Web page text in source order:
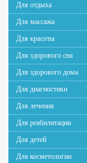
Для отдыха
Для массажа
Для красоты
Для здорового сна
Для здорового дома
Для диагностики
Для лечения
Для реабилитации
Для детей
Для косметологии